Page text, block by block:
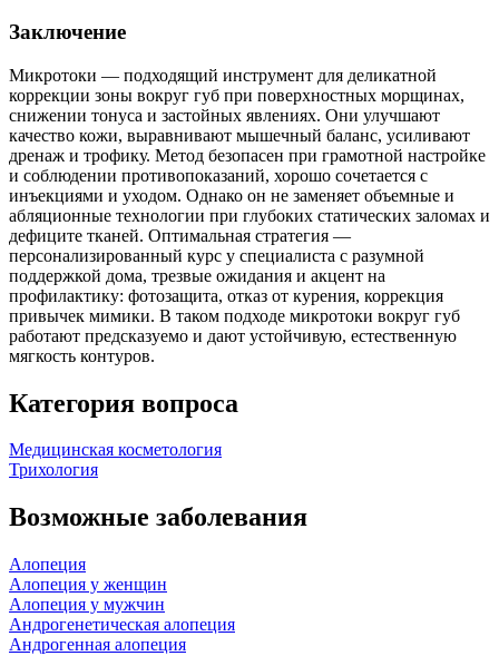
Заключение
Микротоки — подходящий инструмент для деликатной
коррекции зоны вокруг губ при поверхностных морщинах,
снижении тонуса и застойных явлениях. Они улучшают
качество кожи, выравнивают мышечный баланс, усиливают
дренаж и трофику. Метод безопасен при грамотной настройке
и соблюдении противопоказаний, хорошо сочетается с
инъекциями и уходом. Однако он не заменяет объемные и
абляционные технологии при глубоких статических заломах и
дефиците тканей. Оптимальная стратегия —
персонализированный курс у специалиста с разумной
поддержкой дома, трезвые ожидания и акцент на
профилактику: фотозащита, отказ от курения, коррекция
привычек мимики. В таком подходе микротоки вокруг губ
работают предсказуемо и дают устойчивую, естественную
мягкость контуров.
Категория вопроса
Медицинская косметология
Трихология
Возможные заболевания
Алопеция
Алопеция у женщин
Алопеция у мужчин
Андрогенетическая алопеция
Андрогенная алопеция